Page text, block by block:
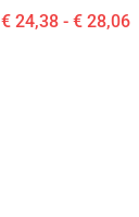
€ 24,38 - € 28,06